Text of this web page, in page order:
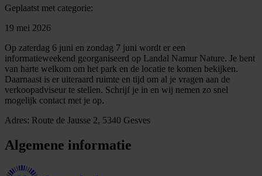
Geplaatst met categorie:
19 mei 2026
Op zaterdag 6 juni en zondag 7 juni wordt er een
informatieweekend georganiseerd op Landal Namur Nature. Je bent
van harte welkom om het park en de locatie te komen bekijken.
Daarnaast is er uiteraard ruimte en tijd om al je vragen aan de
verkoopadviseur te stellen. Schrijf je in en wij nemen zo snel
mogelijk contact met je op.
Adres: Route de Jausse 2, 5340 Gesves
Algemene informatie